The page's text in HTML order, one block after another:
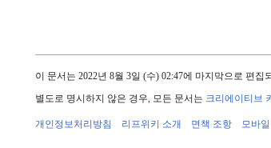
이 문서는 2022년 8월 3일 (수) 02:47에 마지막으로 편집
별도로 명시하지 않은 경우, 모든 문서는 크리에이티브
개인정보처리방침 리프위키 소개 면책 조항 모바일